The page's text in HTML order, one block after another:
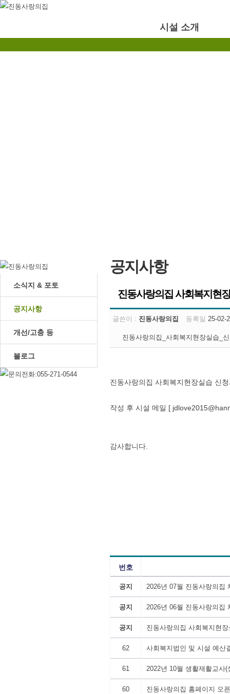
시설 소개
소식지 & 포토
공지사항
개선/고충 등
블로그
공지사항
진동사랑의집 사회복지현
글쓴이 : 진동사랑의집 등록일 25-02-
진동사랑의집_사회복지현장실습_
진동사랑의집 사회복지현장실습 신
작성 후 시설 메일 [
감사합니다.
번호
공지 2026년 07월 진동사랑의집
공지 2026년 06월 진동사랑의집
공지 진동사랑의집 사회복지현
62 사회복지법인 및 시설 예산
61 2022년 10월 생활재활교사
60 진동사랑의집 홈페이지 오